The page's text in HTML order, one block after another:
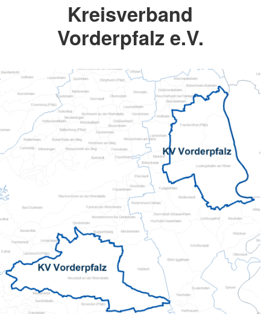
Kreisverband
Vorderpfalz e.V.